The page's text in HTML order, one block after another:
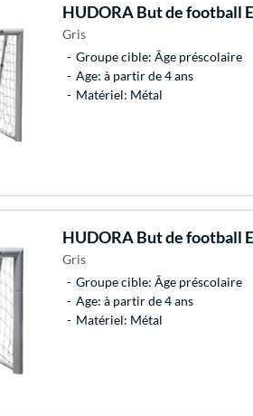
HUDORABut de football
Gris
Groupe cible: Âge préscolaire
Age: à partir de 4 ans
Matériel: Métal
HUDORABut de football
Gris
Groupe cible: Âge préscolaire
Age: à partir de 4 ans
Matériel: Métal